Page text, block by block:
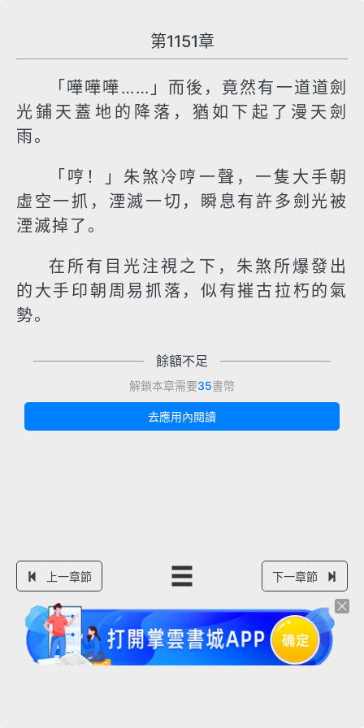
第1151章
「嘩嘩嘩……」而後，竟然有一道道劍
光鋪天蓋地的降落，猶如下起了漫天劍
雨。
「哼！」朱煞冷哼一聲，一隻大手朝
虛空一抓，湮滅一切，瞬息有許多劍光被
湮滅掉了。
在所有目光注視之下，朱煞所爆發出
的大手印朝周易抓落，似有摧古拉朽的氣
勢。
餘額不足
解鎖本章需要35書幣
去應用內閱讀
上一章節 下一章節